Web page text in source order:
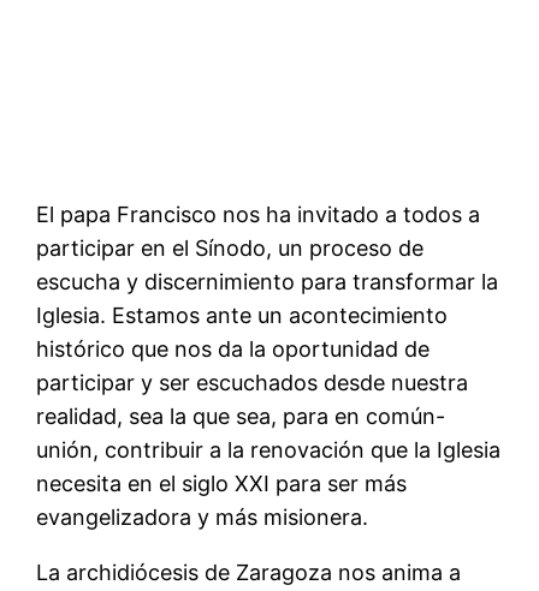
El papa Francisco nos ha invitado a todos a
participar en el Sínodo, un proceso de
escucha y discernimiento para transformar la
Iglesia. Estamos ante un acontecimiento
histórico que nos da la oportunidad de
participar y ser escuchados desde nuestra
realidad, sea la que sea, para en común-
unión, contribuir a la renovación que la Iglesia
necesita en el siglo XXI para ser más
evangelizadora y más misionera.
La archidiócesis de Zaragoza nos anima a